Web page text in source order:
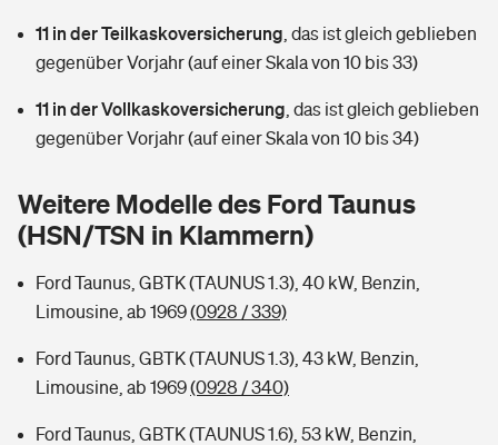
Sie haben Fragen?
Restkreditversicherung
Hochwasser-Check: Wie gefährdet ist Ihr Haus?
Wer versichert was: Jetzt Versicherer finden
Sie haben Fragen?
Hundehalter-Haftpflicht
Private Cyberversicherung
Musikinstrumentenversicherung
Zur Übersicht
Tools
Tools
Wer versichert was: Jetzt Versicherer finden
Sie haben Fragen?
Rentenrechner: Wie viel Geld bekomme ich im Alter?
11 in der Teilkaskoversicherung das ist gleich geblieben
gegenüber Vorjahr (auf einer Skala von 10 bis 33)
11 in der Vollkaskoversicherung das ist gleich geblieben
gegenüber Vorjahr (auf einer Skala von 10 bis 34)
Weitere Modelle des Ford Taunus
(HSN/TSN in Klammern)
Ford Taunus, GBTK (TAUNUS 1.3), 40 kW, Benzin,
Limousine, ab 1969(0928 / 339)
Ford Taunus, GBTK (TAUNUS 1.3), 43 kW, Benzin,
Limousine, ab 1969(0928 / 340)
Ford Taunus, GBTK (TAUNUS 1.6), 53 kW, Benzin,